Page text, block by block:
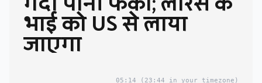
भाई को US से लाया
जाएगा
05:14 (23:44 in your timezone)